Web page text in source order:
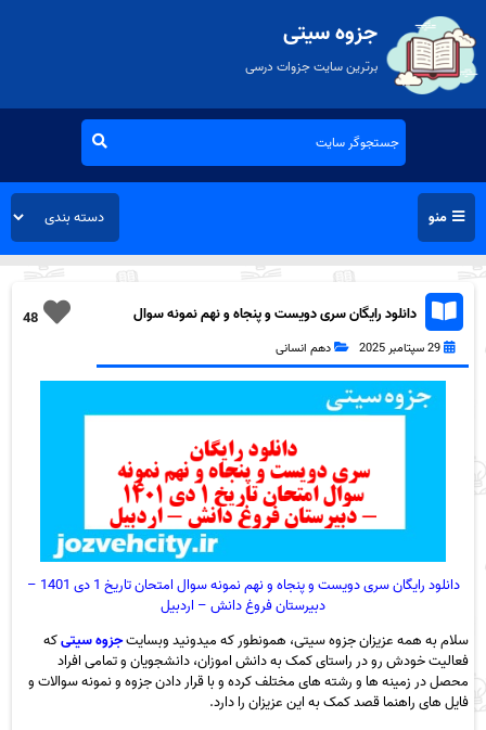
جزوه سیتی
برترین سایت جزوات درسی
منو
48
دانلود رایگان سری دویست و پنجاه و نهم نمونه سوال
تاریخ دهم انسانی به همراه pdf
29 سپتامبر 2025 دهم انسانی
دانلود رایگان سری دویست و پنجاه و نهم نمونه سوال امتحان تاریخ 1 دی 1401 –
دبیرستان فروغ دانش – اردبیل
سلام به همه عزیزان جزوه سیتی، همونطور که میدونید وبسایتجزوه سیتیکه
فعالیت خودش رو در راستای کمک به دانش اموزان، دانشجویان و تمامی افراد
محصل در زمینه ها و رشته های مختلف کرده و با قرار دادن جزوه و نمونه سوالات و
فایل های راهنما قصد کمک به این عزیزان را دارد.